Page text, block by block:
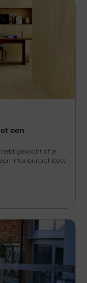
een
gekocht of je
interieurarchitect